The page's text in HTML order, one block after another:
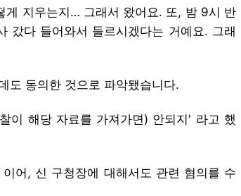
게 지우는지… 그래서 왔어요. 또, 밤 9시 반
갔다 들어와서 들르시겠다는 거예요. 그래
도 동의한 것으로 파악됐습니다.
이 해당 자료를 가져가면) 안되지' 라고 했
어, 신 구청장에 대해서도 관련 혐의를 수